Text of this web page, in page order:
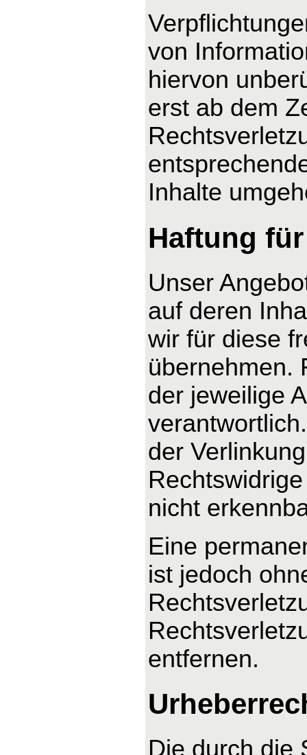
von
hiervon
erst ab dem
Inhalte
Haftung
Unser
auf deren
wir für diese
übernehmen.
der jeweilige
der
nicht
Eine
ist jedoch
entfernen.
Die durch die